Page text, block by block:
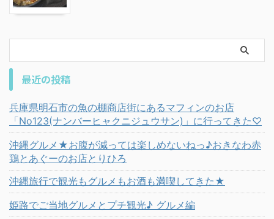
最近の投稿
兵庫県明石市の魚の棚商店街にあるマフィンのお店
「No123(ナンバーヒャクニジュウサン)」に行ってきた♡
沖縄グルメ★お腹が減っては楽しめないねっ♪おきなわ赤
鶏とあぐーのお店とりひろ
沖縄旅行で観光もグルメもお酒も満喫してきた★
姫路でご当地グルメとプチ観光♪ グルメ編